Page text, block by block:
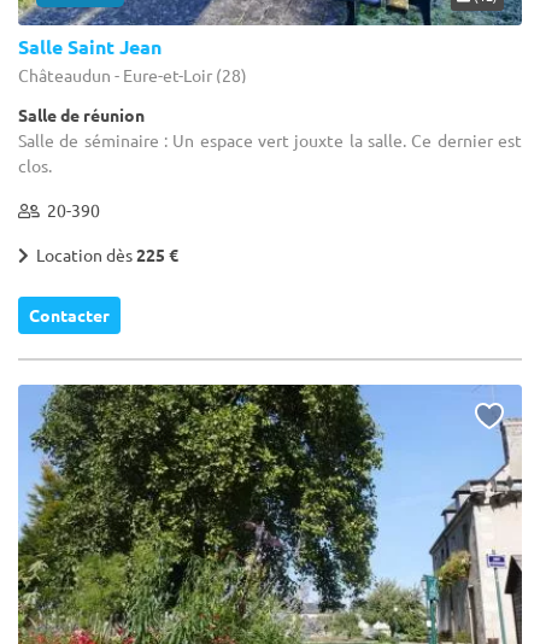
Salle Saint Jean
Châteaudun - Eure-et-Loir (28)
Salle de réunion
Salle de séminaire : Un espace vert jouxte la salle. Ce dernier est
clos.
20-390
Location dès225 €
Contacter